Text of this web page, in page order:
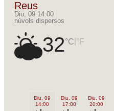
Reus
Diu, 09 14:00
núvols dispersos
32°C °F
Diu, 09
14:00
Diu, 09
17:00
Diu, 09
20:00